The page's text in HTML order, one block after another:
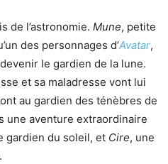
de l’astronomie. Mune, petite
des personnages d’Avatar,
le gardien de la lune.
et sa maladresse vont lui
au gardien des ténèbres de
une aventure extraordinaire
gardien du soleil, et Cire, une